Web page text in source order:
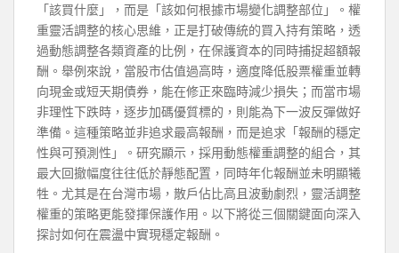
「該買什麼」，而是「該如何根據市場變化調整部位」。權
重靈活調整的核心思維，正是打破傳統的買入持有策略，透
過動態調整各類資產的比例，在保護資本的同時捕捉超額報
酬。舉例來說，當股市估值過高時，適度降低股票權重並轉
向現金或短天期債券，能在修正來臨時減少損失；而當市場
非理性下跌時，逐步加碼優質標的，則能為下一波反彈做好
準備。這種策略並非追求最高報酬，而是追求「報酬的穩定
性與可預測性」。研究顯示，採用動態權重調整的組合，其
最大回撤幅度往往低於靜態配置，同時年化報酬並未明顯犧
牲。尤其是在台灣市場，散戶佔比高且波動劇烈，靈活調整
權重的策略更能發揮保護作用。以下將從三個關鍵面向深入
探討如何在震盪中實現穩定報酬。